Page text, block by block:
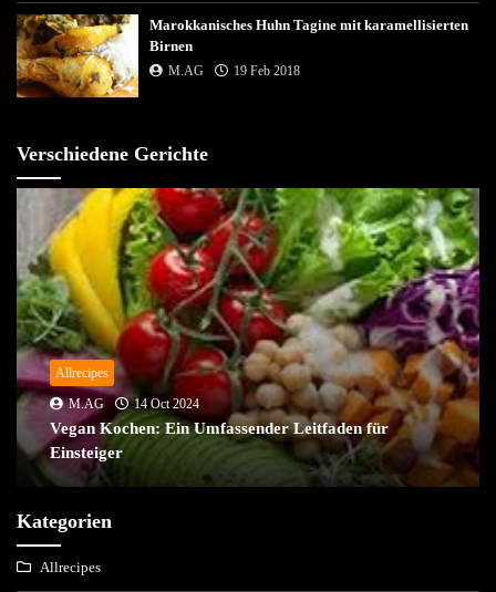
Marokkanisches Huhn Tagine mit karamellisierten
Birnen
M.AG 19 Feb 2018
Verschiedene Gerichte
Allrecipes
M.AG
14 Oct 2024
Vegan Kochen: Ein Umfassender Leitfaden für
Einsteiger
Kategorien
Allrecipes